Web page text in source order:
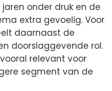
onder druk en de
extra gevoelig. Voor
daarnaast de
doorslaggevende rol.
relevant voor
segment van de